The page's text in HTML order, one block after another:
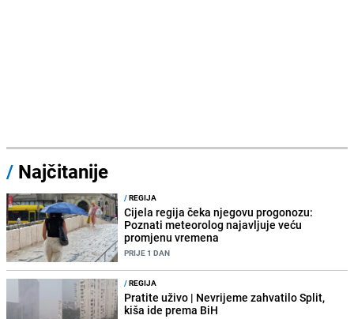
/ Najčitanije
/REGIJA
Cijela regija čeka njegovu progonozu:
Poznati meteorolog najavljuje veću
promjenu vremena
PRIJE 1 DAN
/REGIJA
Pratite uživo | Nevrijeme zahvatilo Split,
kiša ide prema BiH